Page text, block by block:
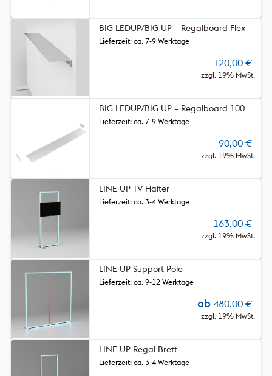
BIG LEDUP/BIG UP – Regalboard Flex
120,00 €
zzgl. 19% MwSt.
Lieferzeit: ca. 7-9 Werktage
BIG LEDUP/BIG UP – Regalboard 100
90,00 €
zzgl. 19% MwSt.
Lieferzeit: ca. 7-9 Werktage
LINE UP TV Halter
163,00 €
zzgl. 19% MwSt.
Lieferzeit: ca. 3-4 Werktage
LINE UP Support Pole
ab 480,00 €
zzgl. 19% MwSt.
Lieferzeit: ca. 9-12 Werktage
LINE UP Regal Brett
Lieferzeit: ca. 3-4 Werktage